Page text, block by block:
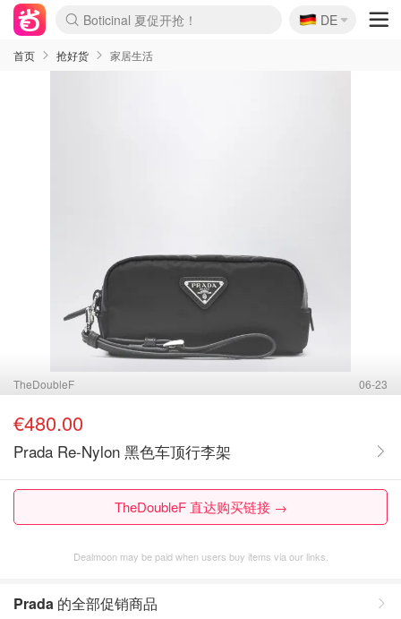
Boticinal 夏促开抢！
还没结束！&OtherStories大促
Joybuy变相75折 随时失效
速领！Stanley独家85折
疑似霸哥！Camper额外叠85折
Zalando 奥莱闪促！每日更新
Moncler反季囤！5折起+叠9折
Coach Brooklyn仅€192
🇩🇪
DE
首页 抢好货 家居生活
TheDoubleF 06-23
€480.00
Prada Re-Nylon 黑色车顶行李架
TheDoubleF 直达购买链接 →
Dealmoon may be paid when users buy items via our links.
Prada 的全部促销商品